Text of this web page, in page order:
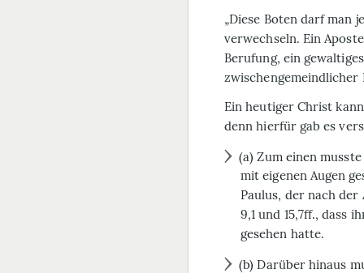
„Diese Boten darf man
verwechseln. Ein
Berufung, ein
zwischengemeindlicher
Ein heutiger Christ
denn hierfür gab es
(a) Zum einen
mit eigenen Augen
Paulus, der nach der
9,1 und 15,7ff., dass
gesehen hatte.
(b) Darüber hinaus